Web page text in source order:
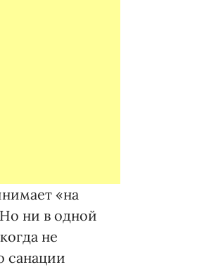
«на
ни в одной
не
санации